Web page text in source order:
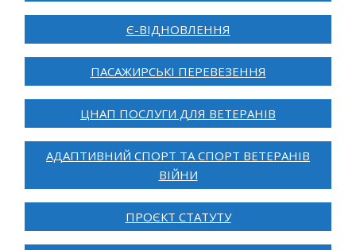
Є-ВІДНОВЛЕННЯ
ПАСАЖИРСЬКІ ПЕРЕВЕЗЕННЯ
ЦНАП ПОСЛУГИ ДЛЯ ВЕТЕРАНІВ
АДАПТИВНИЙ СПОРТ ТА СПОРТ ВЕТЕРАНІВ
ВІЙНИ
ПРОЄКТ СТАТУТУ